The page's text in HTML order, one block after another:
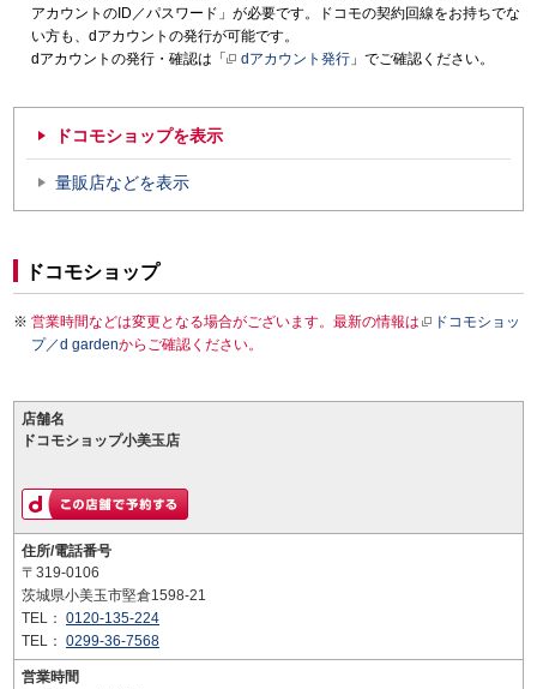
アカウントのID／パスワード」が必要です。ドコモの契約回線をお持ちでな
い方も、dアカウントの発行が可能です。
dアカウントの発行・確認は「
dアカウント発行 」でご確認ください。
ドコモショップを表示
量販店などを表示
ドコモショップ
営業時間などは変更となる場合がございます。最新の情報は
ドコモショッ
プ／d gardenからご確認ください。
店舗名
ドコモショップ小美玉店
住所/電話番号
〒319-0106
茨城県小美玉市堅倉1598-21
TEL： 0120-135-224
TEL： 0299-36-7568
営業時間